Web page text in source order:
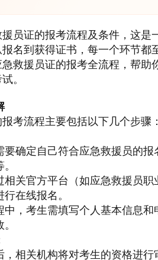
员证的报考流程及条件，这是
名到获得证书，每一个环节都
救援员证的报考全流程，帮助
。
考流程主要包括以下几个步骤：
要确定自己符合应急救援员的报
相关官方平台（如应急救援员职
在线报名。
中，考生需填写个人基本信息和
，相关机构将对考生的资格进行